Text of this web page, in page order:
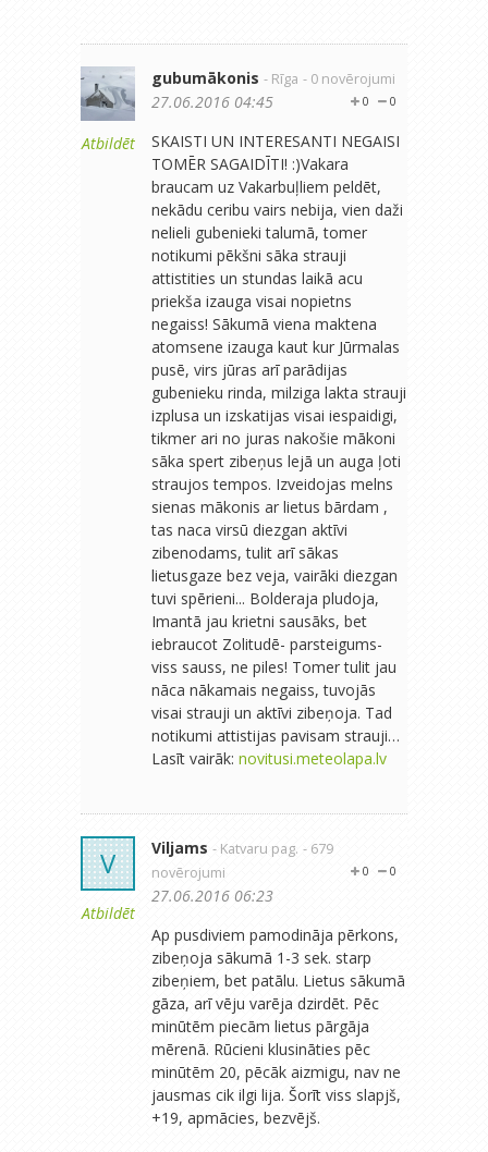
Atbildēt
gubumākonis - Rīga - 0 novērojumi
0
0
27.06.2016 04:45
SKAISTI UN INTERESANTI NEGAISI
TOMĒR SAGAIDĪTI! :)Vakara
braucam uz Vakarbuļliem peldēt,
nekādu ceribu vairs nebija, vien daži
nelieli gubenieki talumā, tomer
notikumi pēkšni sāka strauji
attistities un stundas laikā acu
priekša izauga visai nopietns
negaiss! Sākumā viena maktena
atomsene izauga kaut kur Jūrmalas
pusē, virs jūras arī parādijas
gubenieku rinda, milziga lakta strauji
izplusa un izskatijas visai iespaidigi,
tikmer ari no juras nakošie mākoni
sāka spert zibeņus lejā un auga ļoti
straujos tempos. Izveidojas melns
sienas mākonis ar lietus bārdam ,
tas naca virsū diezgan aktīvi
zibenodams, tulit arī sākas
lietusgaze bez veja, vairāki diezgan
tuvi spērieni... Bolderaja pludoja,
Imantā jau krietni sausāks, bet
iebraucot Zolitudē- parsteigums-
viss sauss, ne piles! Tomer tulit jau
nāca nākamais negaiss, tuvojās
visai strauji un aktīvi zibeņoja. Tad
notikumi attistijas pavisam strauji…
Lasīt vairāk: novitusi.meteolapa.lv
V
Atbildēt
Viljams - Katvaru pag. - 679
novērojumi
0
0
27.06.2016 06:23
Ap pusdiviem pamodināja pērkons,
zibeņoja sākumā 1-3 sek. starp
zibeņiem, bet patālu. Lietus sākumā
gāza, arī vēju varēja dzirdēt. Pēc
minūtēm piecām lietus pārgāja
mērenā. Rūcieni klusināties pēc
minūtēm 20, pēcāk aizmigu, nav ne
jausmas cik ilgi lija. Šorīt viss slapjš,
+19, apmācies, bezvējš.